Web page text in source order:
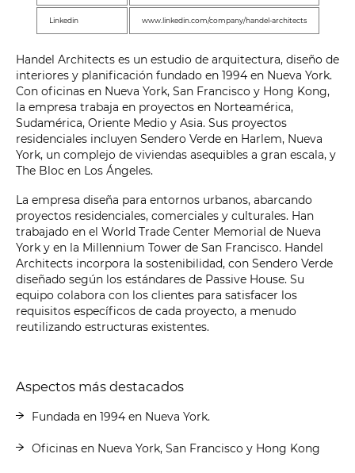
Linkedin www.linkedin.com/company/handel-architects
Handel Architects es un estudio de arquitectura, diseño de
interiores y planificación fundado en 1994 en Nueva York.
Con oficinas en Nueva York, San Francisco y Hong Kong,
la empresa trabaja en proyectos en Norteamérica,
Sudamérica, Oriente Medio y Asia. Sus proyectos
residenciales incluyen Sendero Verde en Harlem, Nueva
York, un complejo de viviendas asequibles a gran escala, y
The Bloc en Los Ángeles.
La empresa diseña para entornos urbanos, abarcando
proyectos residenciales, comerciales y culturales. Han
trabajado en el World Trade Center Memorial de Nueva
York y en la Millennium Tower de San Francisco. Handel
Architects incorpora la sostenibilidad, con Sendero Verde
diseñado según los estándares de Passive House. Su
equipo colabora con los clientes para satisfacer los
requisitos específicos de cada proyecto, a menudo
reutilizando estructuras existentes.
Aspectos más destacados
Fundada en 1994 en Nueva York.
Oficinas en Nueva York, San Francisco y Hong Kong